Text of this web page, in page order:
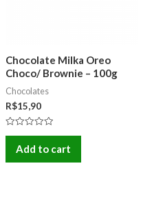
Chocolate Milka Oreo
Choco/ Brownie – 100g
Chocolates
R$15,90
Rated
outAdd to cart